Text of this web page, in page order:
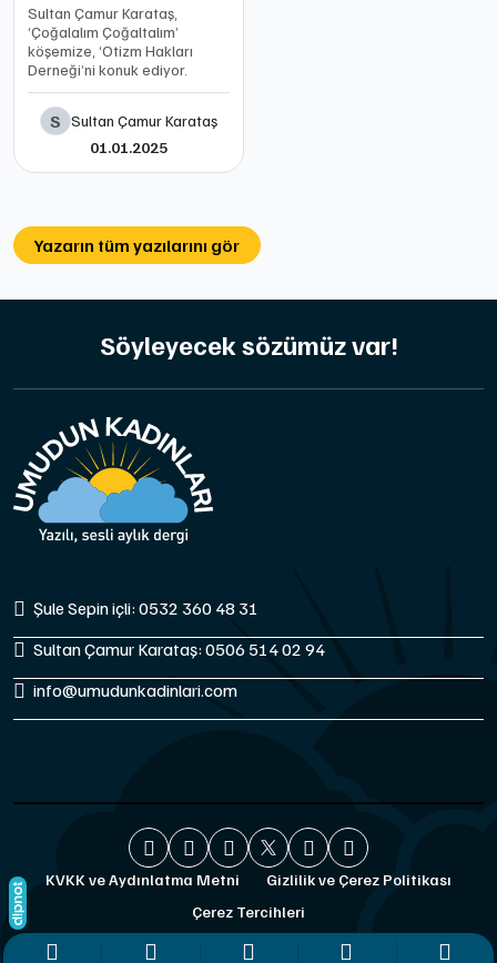
Sultan Çamur Karataş,
‘Çoğalalım Çoğaltalım’
köşemize, ‘Otizm Hakları
Derneği’ni konuk ediyor.
S Sultan Çamur Karataş
01.01.2025
Yazarın tüm yazılarını gör
Söyleyecek sözümüz var!
Şule Sepin içli: 0532 360 48 31
Sultan Çamur Karataş: 0506 514 02 94
info@umudunkadinlari.com
KVKK ve Aydınlatma Metni
Gizlilik ve Çerez Politikası
Çerez Tercihleri